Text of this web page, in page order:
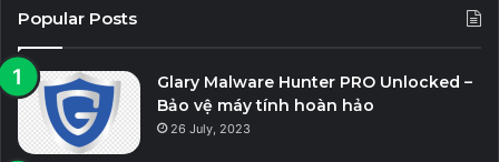
Popular Posts
Glary Malware Hunter PRO Unlocked –
Bảo vệ máy tính hoàn hảo
26 July, 2023